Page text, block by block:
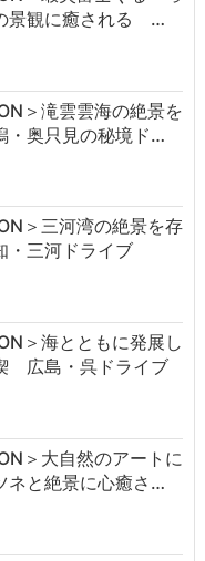
景観に癒される …
＞滝雲雲海の絶景を
奥只見の秘境ド…
＞三河湾の絶景を存
・三河ドライブ
＞海とともに発展し
広島・呉ドライブ
＞大自然のアートに
ネと絶景に心癒さ…